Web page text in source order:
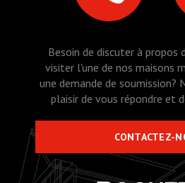
Besoin de discuter à propos
visiter l'une de nos maisons
une demande de soumission?
plaisir de vous répondre et
CONTACTEZ-